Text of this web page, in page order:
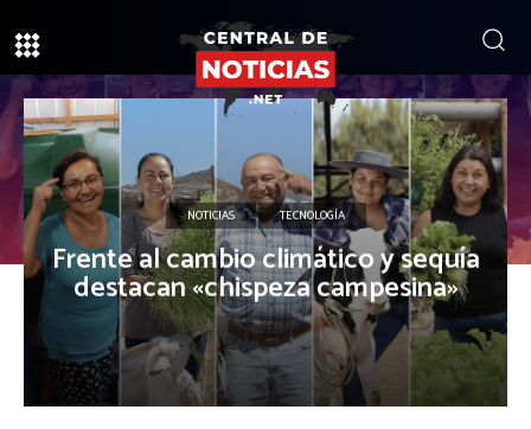
NOTICIAS TECNOLOGÍA
Frente al cambio climático y sequía
destacan «chispeza campesina»